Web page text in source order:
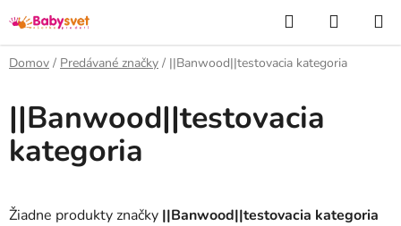
na
obsah
Hľadať
KOŠÍK
Domov / Predávané značky / ||Banwood||testovacia kategoria
||Banwood||testovacia
kategoria
Žiadne produkty značky ||Banwood||testovacia kategoria